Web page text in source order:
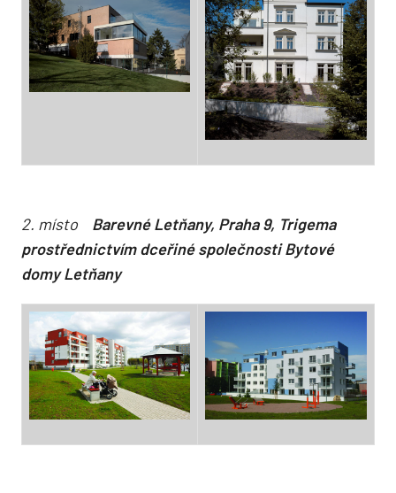
2. místo Barevné Letňany, Praha 9, Trigema
prostřednictvím dceřiné společnosti Bytové
domy Letňany